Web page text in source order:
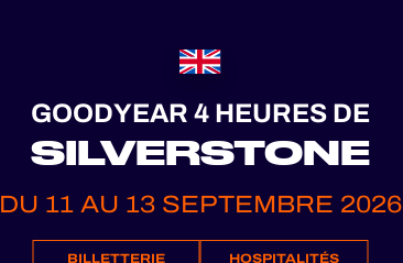
GOODYEAR 4 HEURES DE
SILVERSTONE
DU 11 AU 13 SEPTEMBRE 2026
BILLETTERIE HOSPITALITÉS